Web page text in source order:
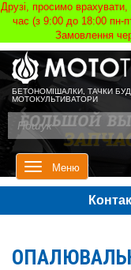
Друзі, просимо
час (з 9:00 до 18:00 пн-
Замовлення
БЕТОНОМІШАЛКИ, ТАЧКИ
МОТОКУЛЬТИВАТОРИ
Меню